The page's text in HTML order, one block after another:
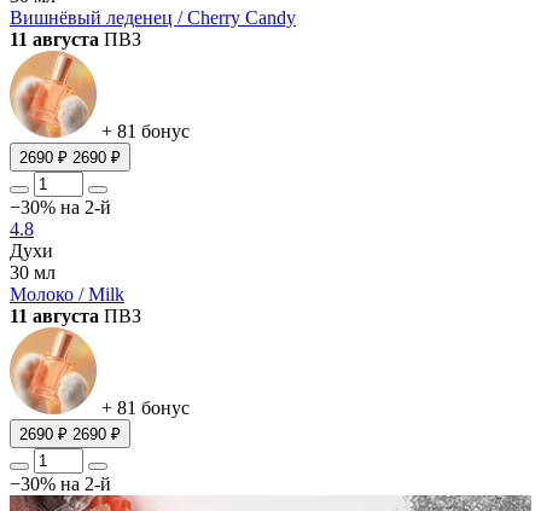
Вишнёвый леденец / Cherry Candy
11 августа ПВЗ
+ 81 бонус
2690 ₽ 2690 ₽
−30% на 2-й
4.8
Духи
30 мл
Молоко / Milk
11 августа ПВЗ
+ 81 бонус
2690 ₽ 2690 ₽
−30% на 2-й